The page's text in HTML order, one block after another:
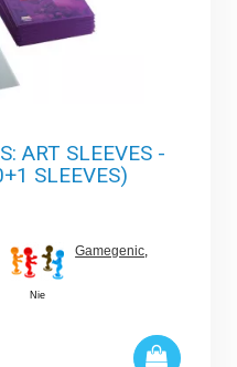
ART SLEEVES -
SLEEVES)
Nie
Gamegenic,